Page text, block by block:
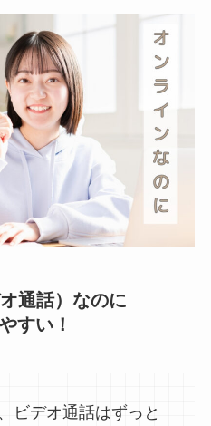
通話）なのに
すい！
ビデオ通話はずっと